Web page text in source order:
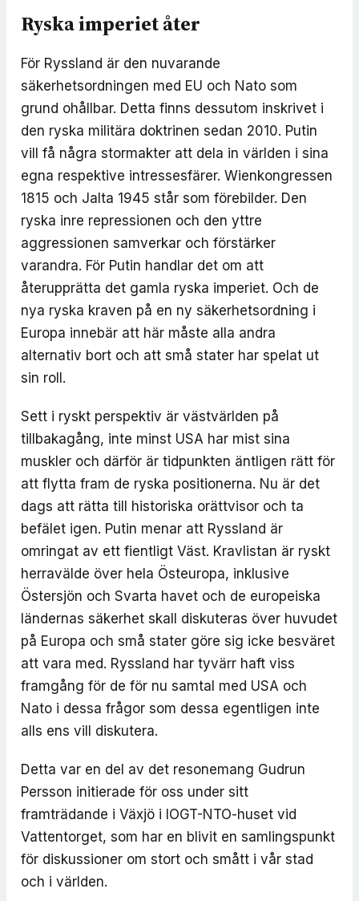
Ryska imperiet åter
För Ryssland är den nuvarande
säkerhetsordningen med EU och Nato som
grund ohållbar. Detta finns dessutom inskrivet i
den ryska militära doktrinen sedan 2010. Putin
vill få några stormakter att dela in världen i sina
egna respektive intressesfärer. Wienkongressen
1815 och Jalta 1945 står som förebilder. Den
ryska inre repressionen och den yttre
aggressionen samverkar och förstärker
varandra. För Putin handlar det om att
återupprätta det gamla ryska imperiet. Och de
nya ryska kraven på en ny säkerhetsordning i
Europa innebär att här måste alla andra
alternativ bort och att små stater har spelat ut
sin roll.
Sett i ryskt perspektiv är västvärlden på
tillbakagång, inte minst USA har mist sina
muskler och därför är tidpunkten äntligen rätt för
att flytta fram de ryska positionerna. Nu är det
dags att rätta till historiska orättvisor och ta
befälet igen. Putin menar att Ryssland är
omringat av ett fientligt Väst. Kravlistan är ryskt
herravälde över hela Östeuropa, inklusive
Östersjön och Svarta havet och de europeiska
ländernas säkerhet skall diskuteras över huvudet
på Europa och små stater göre sig icke besväret
att vara med. Ryssland har tyvärr haft viss
framgång för de för nu samtal med USA och
Nato i dessa frågor som dessa egentligen inte
alls ens vill diskutera.
Detta var en del av det resonemang Gudrun
Persson initierade för oss under sitt
framträdande i Växjö i IOGT-NTO-huset vid
Vattentorget, som har en blivit en samlingspunkt
för diskussioner om stort och smått i vår stad
och i världen.